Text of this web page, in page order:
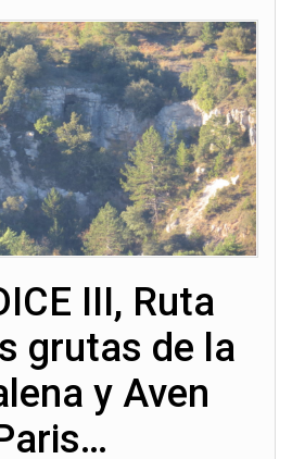
III, Ruta
grutas de la
y Aven